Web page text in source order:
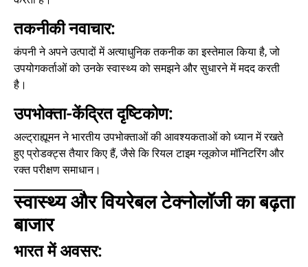
तकनीकी नवाचार:
कंपनी ने अपने उत्पादों में अत्याधुनिक तकनीक का इस्तेमाल किया है, जो
उपयोगकर्ताओं को उनके स्वास्थ्य को समझने और सुधारने में मदद करती
है।
उपभोक्ता-केंद्रित दृष्टिकोण:
अल्ट्राह्यूमन ने भारतीय उपभोक्ताओं की आवश्यकताओं को ध्यान में रखते
हुए प्रोडक्ट्स तैयार किए हैं, जैसे कि रियल टाइम ग्लूकोज मॉनिटरिंग और
रक्त परीक्षण समाधान।
स्वास्थ्य और वियरेबल टेक्नोलॉजी का बढ़ता
बाजार
भारत में अवसर: